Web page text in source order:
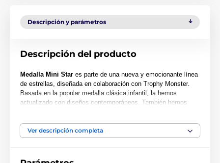
Descripción y parámetros
Descripción del producto
Medalla Mini Star es parte de una nueva y emocionante línea
de estrellas, diseñada en colaboración con Trophy Monster.
Basada en la popular medalla clásica infantil, la hemos
actualizado con diseños contemporáneos. También hemos
Cortada con una forma especial, esta medalla presenta una
Ver descripción completa